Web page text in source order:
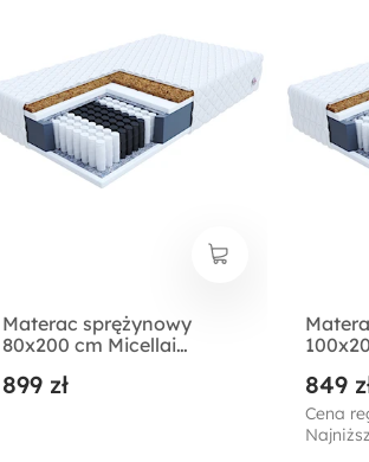
Materac sprężynowy
80x200 cm Micellai
899 zł 849
Cena